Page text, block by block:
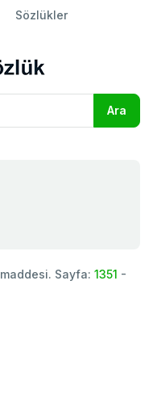
Sözlükler
maddesi. Sayfa: 1351 -